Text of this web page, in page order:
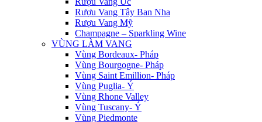
Rượu Vang Tây Ban Nha
Rượu Vang Mỹ
Champagne – Sparkling Wine
VÙNG LÀM VANG
Vùng Bordeaux- Pháp
Vùng Bourgogne- Pháp
Vùng Saint Emillion- Pháp
Vùng Puglia- Ý
Vùng Rhone Valley
Vùng Tuscany- Ý
Vùng Piedmonte